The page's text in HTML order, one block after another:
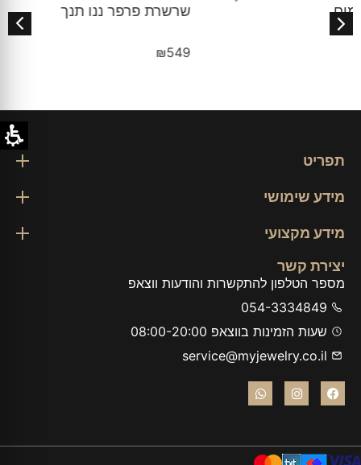
שרשרת פרפר ננו תנך
תפריט
מידע שימושי
מידע מקצועי
יצירת קשר
מספר הטלפון להתקשרות והודעות ווצאפ
054-3334849
שעות הזמינות בווצאפ 08:00-20:00
service@myjewelry.co.il